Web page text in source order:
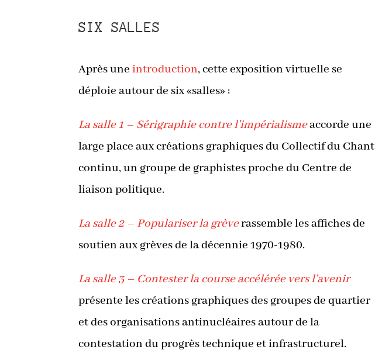
SIX SALLES
Après uneintroduction, cette exposition virtuelle se
déploie autour de six «salles» :
La salle 1 – Sérigraphie contre l’impérialismeaccorde une
large place aux créations graphiques du Collectif du Chant
continu, un groupe de graphistes proche du Centre de
liaison politique.
La salle 2 – Populariser la grèverassemble les affiches de
soutien aux grèves de la décennie 1970-1980.
La salle 3 – Contester la course accélérée vers l’avenir
présente les créations graphiques des groupes de quartier
et des organisations antinucléaires autour de la
contestation du progrès technique et infrastructurel.